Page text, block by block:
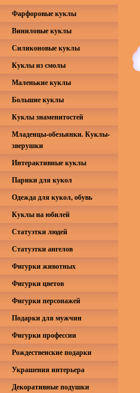
Фарфоровые куклы
Виниловые куклы
Силиконовые куклы
Куклы из смолы
Маленькие куклы
Большие куклы
Куклы знаменитостей
Младенцы-обезьянки. Куклы-
зверушки
Интерактивные куклы
Парики для кукол
Одежда для кукол, обувь
Куклы на юбилей
Статуэтки людей
Статуэтки ангелов
Фигурки животных
Фигурки цветов
Фигурки персонажей
Подарки для мужчин
Фигурки профессии
Рождественские подарки
Украшения интерьера
Декоративные подушки